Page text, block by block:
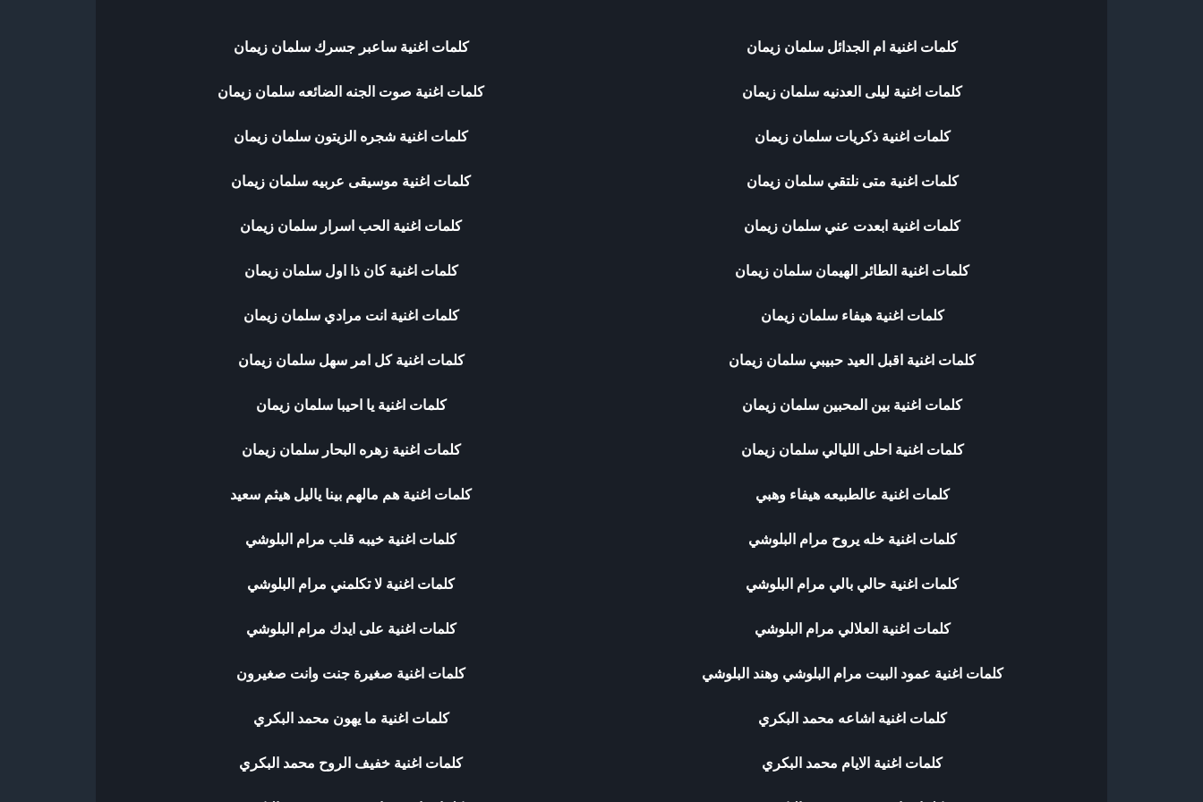
كلمات اغنية ام الجدائل سلمان زيمان كلمات اغنية ساعبر جسرك سلمان زيمان
كلمات اغنية ليلى العدنيه سلمان زيمان كلمات اغنية صوت الجنه الضائعه سلمان زيمان
كلمات اغنية ذكريات سلمان زيمان كلمات اغنية شجره الزيتون سلمان زيمان
كلمات اغنية متى نلتقي سلمان زيمان كلمات اغنية موسيقى عربيه سلمان زيمان
كلمات اغنية ابعدت عني سلمان زيمان كلمات اغنية الحب اسرار سلمان زيمان
كلمات اغنية الطائر الهيمان سلمان زيمان كلمات اغنية كان ذا اول سلمان زيمان
كلمات اغنية هيفاء سلمان زيمان كلمات اغنية انت مرادي سلمان زيمان
كلمات اغنية اقبل العيد حبيبي سلمان زيمان كلمات اغنية كل امر سهل سلمان زيمان
كلمات اغنية بين المحبين سلمان زيمان كلمات اغنية يا احيبا سلمان زيمان
كلمات اغنية احلى الليالي سلمان زيمان كلمات اغنية زهره البحار سلمان زيمان
كلمات اغنية عالطبيعه هيفاء وهبي كلمات اغنية هم مالهم بينا ياليل هيثم سعيد
كلمات اغنية خله يروح مرام البلوشي كلمات اغنية خيبه قلب مرام البلوشي
كلمات اغنية حالي بالي مرام البلوشي كلمات اغنية لا تكلمني مرام البلوشي
كلمات اغنية العلالي مرام البلوشي كلمات اغنية على ايدك مرام البلوشي
كلمات اغنية عمود البيت مرام البلوشي وهند البلوشي كلمات اغنية صغيرة جنت وانت صغيرون
كلمات اغنية اشاعه محمد البكري كلمات اغنية ما يهون محمد البكري
كلمات اغنية الايام محمد البكري كلمات اغنية خفيف الروح محمد البكري